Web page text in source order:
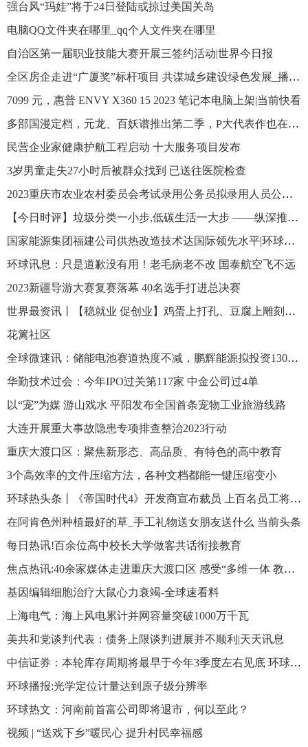
强台风“玛娃”将于24日登陆或掠过美国关岛
电脑QQ文件夹在哪里_qq个人文件夹在哪里
自治区第一届职业技能大赛开展三签约活动|世界今日报
全区房企走进“广厦奖”标杆项目 共谋城乡建设绿色发展_播资讯
7099 元，惠普 ENVY X360 15 2023 笔记本电脑上架|当前快看
多部国漫定档，元龙、百妖谱推出第二季，P大代表作也在其中|头条焦点
民营企业家健康护航工程启动 十大服务项目发布
3岁男童走失27小时后被群众找到 已送往医院检查
2023重庆市农业农村委员会考试录用公务员拟录用人员公示公告
【今日时评】垃圾分类一小步,低碳生活一大步 ——纵深推进垃圾分类系列谈之一
国家能源集团福建公司供热改造技术达国际领先水平|环球热文
环球讯息：只是道歉没有用！老毛病老不改 国泰航空飞不远
2023新疆导游大赛复赛落幕 40名选手打进总决赛
世界最资讯丨【稳就业 促创业】鸡蛋上打孔、豆腐上雕刻、面条细如发丝…… 带你揭秘这些绝活是如何练成的
花篱社区
全球微速讯：储能电池赛道热度不减，鹏辉能源拟投资130亿元加码储能电池
华勤技术过会：今年IPO过关第117家 中金公司过4单
以“宠”为媒 游山戏水 平阳发布全国首条宠物工业旅游线路
大连开展重大事故隐患专项排查整治2023行动
重庆大渡口区：聚焦新形态、高品质、有特色的高中教育
3个高效率的文件压缩方法，各种文档都能一键压缩变小
环球热头条丨《帝国时代4》开发商宣布裁员 上百名员工将受影响
在阿肯色州种植最好的草_手工礼物送女朋友送什么 当前头条
每日热讯!百余位高中校长大学做客共话衔接教育
焦点热讯:40余家媒体走进重庆大渡口区 感受“多维一体 教育大渡”
基因编辑细胞治疗大鼠心力衰竭-全球速看料
上海电气：海上风电累计并网容量突破1000万千瓦
美共和党谈判代表：债务上限谈判进展并不顺利|天天讯息
中信证券：本轮库存周期将最早于今年3季度左右见底 环球快报
环球播报:光学定位计量达到原子级分辨率
环球热文：河南前首富公司即将退市，何以至此？
视频 | “送戏下乡”暖民心 提升村民幸福感